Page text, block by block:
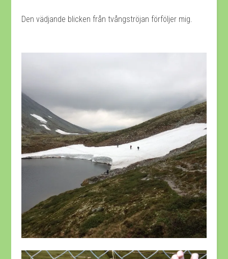
Den vädjande blicken från tvångströjan förföljer mig.